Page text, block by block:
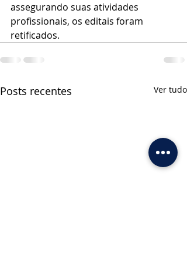
assegurando suas atividades
profissionais, os editais foram
retificados.
Posts recentes Ver tudo